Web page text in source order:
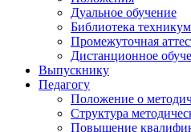
Дуальное обучение
Библиотека
Промежуточная
Дистанционное
Выпускнику
Педагогу
Положение о
Структура
Повышение